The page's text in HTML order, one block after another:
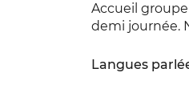
Accueil
demi journée.
Langues